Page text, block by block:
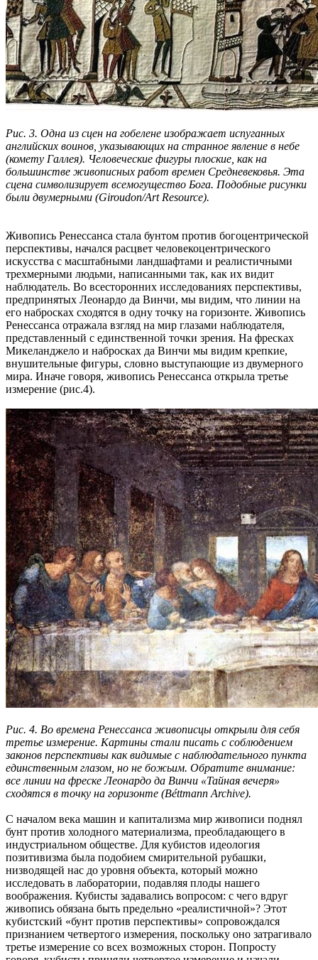
Рис. 3. Одна из сцен на гобелене изображает испуганных
английских воинов, указывающих на странное явление в небе
(комету Галлея). Человеческие фигуры плоские, как на
большинстве живописных работ времен Средневековья. Эта
сцена символизирует всемогущество Бога. Подобные рисунки
были двумерными (Giroudon/Art Resource).
Живопись Ренессанса стала бунтом против богоцентрической
перспективы, начался расцвет человекоцентрического
искусства с масштабными ландшафтами и реалистичными
трехмерными людьми, написанными так, как их видит
наблюдатель. Во всесторонних исследованиях перспективы,
предпринятых Леонардо да Винчи, мы видим, что линии на
его набросках сходятся в одну точку на горизонте. Живопись
Ренессанса отражала взгляд на мир глазами наблюдателя,
представленный с единственной точки зрения. На фресках
Микеланджело и набросках да Винчи мы видим крепкие,
внушительные фигуры, словно выступающие из двумерного
мира. Иначе говоря, живопись Ренессанса открыла третье
измерение (рис.4).
Рис. 4. Во времена Ренессанса живописцы открыли для себя
третье измерение. Картины стали писать с соблюдением
законов перспективы как видимые с наблюдательного пункта
единственным глазом, но не божьим. Обратите внимание:
все линии на фреске Леонардо да Винчи «Тайная вечеря»
сходятся в точку на горизонте (Béttmann Archive).
С началом века машин и капитализма мир живописи поднял
бунт против холодного материализма, преобладающего в
индустриальном обществе. Для кубистов идеология
позитивизма была подобием смирительной рубашки,
низводящей нас до уровня объекта, который можно
исследовать в лаборатории, подавляя плоды нашего
воображения. Кубисты задавались вопросом: с чего вдруг
живопись обязана быть предельно «реалистичной»? Этот
кубистский «бунт против перспективы» сопровождался
признанием четвертого измерения, поскольку оно затрагивало
третье измерение со всех возможных сторон. Попросту